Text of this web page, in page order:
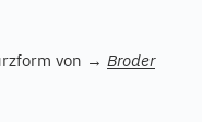
von → Broder